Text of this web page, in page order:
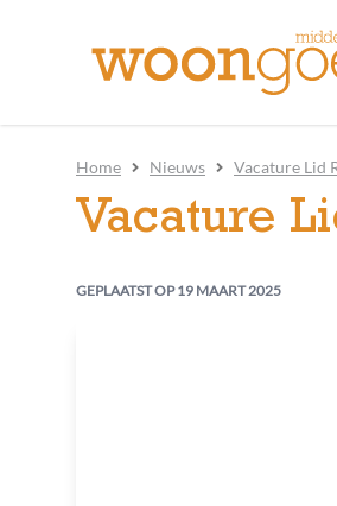
Home Nieuws Vacature Lid
Vacature
GEPLAATST OP 19 MAART 2025